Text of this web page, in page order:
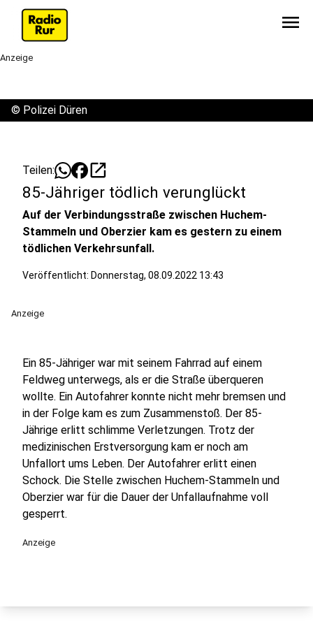
menu
Anzeige
© Polizei Düren
Teilen: open_in_new
85-Jähriger tödlich verunglückt
Auf der Verbindungsstraße zwischen Huchem-
Stammeln und Oberzier kam es gestern zu einem
tödlichen Verkehrsunfall.
Veröffentlicht: Donnerstag, 08.09.2022 13:43
Anzeige
Ein 85-Jähriger war mit seinem Fahrrad auf einem
Feldweg unterwegs, als er die Straße überqueren
wollte. Ein Autofahrer konnte nicht mehr bremsen und
in der Folge kam es zum Zusammenstoß. Der 85-
Jährige erlitt schlimme Verletzungen. Trotz der
medizinischen Erstversorgung kam er noch am
Unfallort ums Leben. Der Autofahrer erlitt einen
Schock. Die Stelle zwischen Huchem-Stammeln und
Oberzier war für die Dauer der Unfallaufnahme voll
gesperrt.
Anzeige